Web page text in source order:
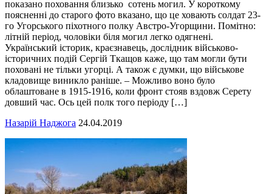
показано поховання близько сотень могил. У короткому
поясненні до старого фото вказано, що це ховають солдат 23-
го Угорського піхотного полку Австро-Угорщини. Помітно:
літній період, чоловіки біля могил легко одягнені.
Український історик, краєзнавець, дослідник військово-
історичних подій Сергій Ткащов каже, що там могли бути
поховані не тільки угорці. А також є думки, що військове
кладовище виникло раніше. – Можливо воно було
облаштоване в 1915-1916, коли фронт стояв вздовж Серету
довший час. Ось цей полк того періоду […]
Назарій Наджога 24.04.2019